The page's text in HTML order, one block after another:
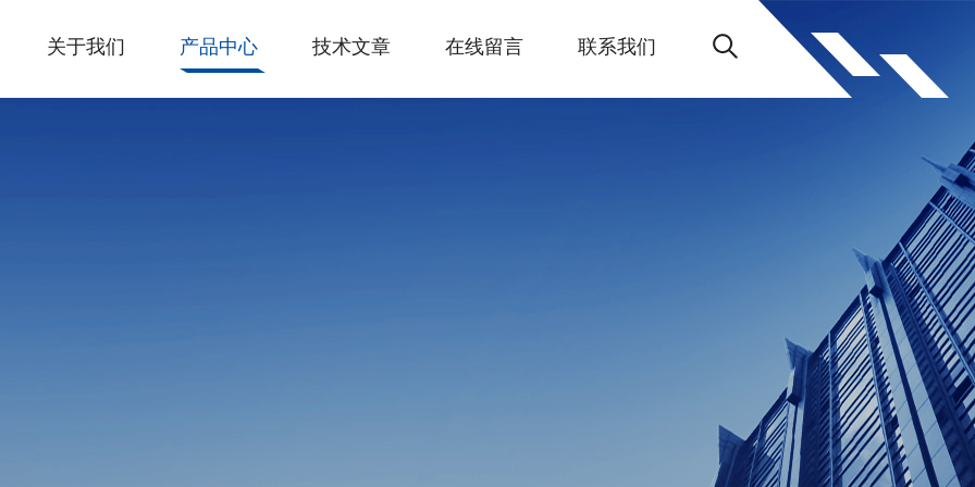
关于我们 产品中心 技术文章 在线留言 联系我们